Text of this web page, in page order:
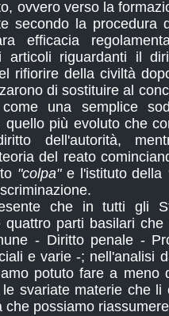
ovvero verso la
secondo la procedura
efficacia
articoli riguardanti il
rifiorire della civiltà
di sostituire al
una semplice
quello più evoluto che
dell'autorità,
del reato
"colpa"e l'istituto della
che in tutti gli
quattro parti basilari
- Diritto penale -
e varie -; nell'analisi
potuto fare a meno
le svariate materie che
che possiamo